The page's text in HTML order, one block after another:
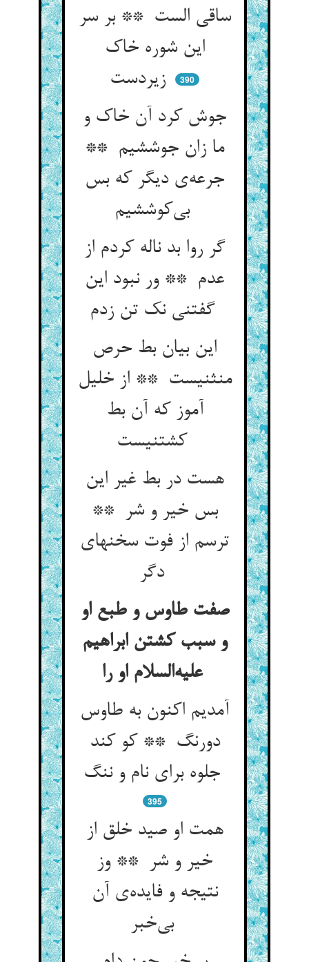
ساقی الست ** بر سر
این شوره خاک
390
جوش کرد آن خاک و
ما زان جوششیم **
جرعه‌ی دیگر که بس
بی‌کوششیم
گر روا بد ناله کردم از
عدم ** ور نبود این
گفتنی نک تن زدم
این بیان بط حرص
منثنیست ** از خلیل
آموز که آن بط
هست در بط غیر این
بس خیر و شر **
ترسم از فوت سخنهای
دگر
صفت طاوس و طبع او
و سبب کشتن ابراهیم
علیه‌السلام او را
آمدیم اکنون به طاوس
دورنگ ** کو کند
395
همت او صید خلق از
خیر و شر ** وز
نتیجه و فایده‌ی آن
بی‌خبر